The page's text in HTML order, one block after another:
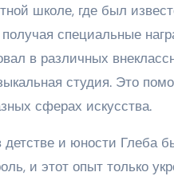
школе, где был
специальные
в различных
студия. Это
сферах искусства.
и юности Глеба
и этот опыт только